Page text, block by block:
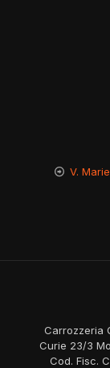
V.
Carrozzeria
Curie 23/3
Cod. Fisc.